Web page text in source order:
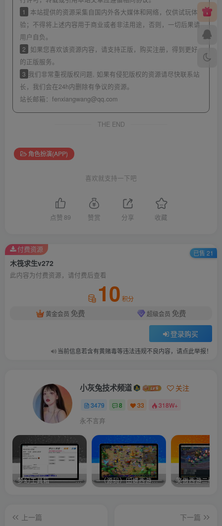
1
本站提供的资源采集自国内外各大媒体和网络，仅供试玩体
验；不得将上述内容用于商业或者非法用途，否则，一切后果请
用户自负。
2
如果您喜欢该资源内容，请支持正版，购买注册，得到更好
的正版服务。
3 我们非常重视版权问题, 如果有侵犯版权的资源请尽快联系站
长，我们会在24h内删除有争议的资源。
站长邮箱： fenxiangwang@qq.com
THE END
角色扮演(APP)
喜欢就支持一下吧
点赞 89 赞赏 分享 收藏
木筏求生v272
此内容为付费资源，请付费后查看
10 积分
黄金会员 免费 超级会员 免费
登录购买
当前信息若含有黄赌毒等违法违规不良内容，请点此举报！
付费资源 已售 21
小灰兔技术频道 关注
3479 8 33 318W+
永不言弃
梦幻工具箱————-免费 –（源码）田螺西游9.0 假人摆摊18门派飞升渡劫化圣助战最新BB谛听…. 笑傲西游二版-
上一篇
下一篇